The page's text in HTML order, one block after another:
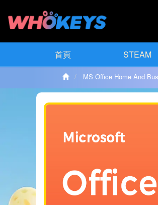
首頁 STEAM
MS Office Home And